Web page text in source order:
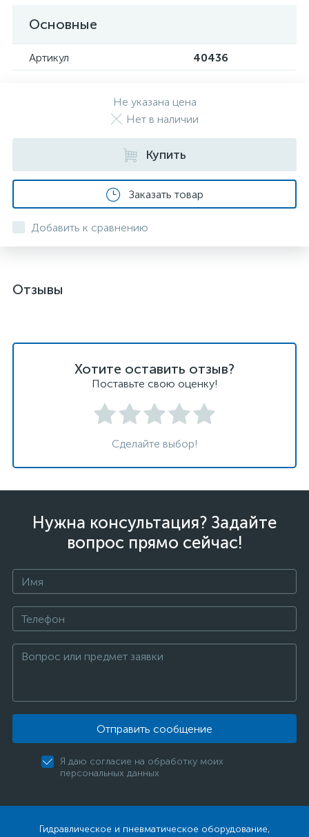
Основные
Артикул 40436
Не указана цена
Нет в наличии
Купить
Заказать товар
Добавить к сравнению
Отзывы
Хотите оставить отзыв?
Поставьте свою оценку!
Сделайте выбор!
Нужна консультация? Задайте
вопрос прямо сейчас!
Отправить сообщение
Я даю согласие на обработку моих
персональных данных
Гидравлическое и пневматическое оборудование,